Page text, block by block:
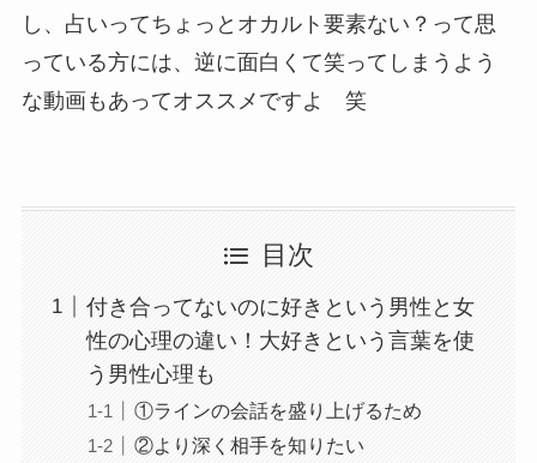
し、占いってちょっとオカルト要素ない？って思
っている方には、逆に面白くて笑ってしまうよう
な動画もあってオススメですよ 笑
目次
付き合ってないのに好きという男性と女
性の心理の違い！大好きという言葉を使
う男性心理も
①ラインの会話を盛り上げるため
②より深く相手を知りたい